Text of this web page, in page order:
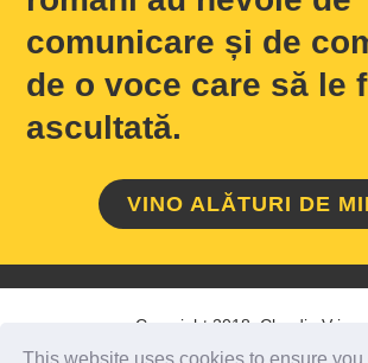
comunicare și de
de o voce care să le
ascultată.
VINO ALĂTURI DE
Copyright 2018 Claudiu